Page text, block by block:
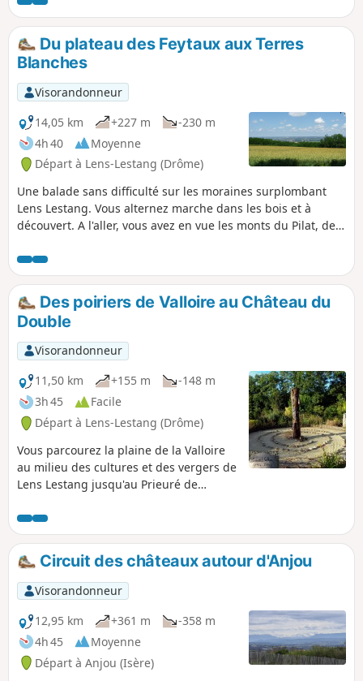
Sanne, à éviter en période de crue.
Du plateau des Feytaux aux Terres
Blanches
Visorandonneur
14,05 km
+227 m
-230 m
4h 40
Moyenne
Départ à Lens-Lestang (Drôme)
Une balade sans difficulté sur les moraines surplombant
Lens Lestang. Vous alternez marche dans les bois et à
découvert. A l'aller, vous avez en vue les monts du Pilat, de
retournant, vous pouvez admirer les sommets du Vercors,
des Alpes, de la Chartreuse, le Mont Blanc (si le temps le
permet...)Des poiriers de Valloire au Château du
Double
Visorandonneur
11,50 km
+155 m
-148 m
3h 45
Facile
Départ à Lens-Lestang (Drôme)
Vous parcourez la plaine de la Valloire
au milieu des cultures et des vergers de
Lens Lestang jusqu'au Prieuré de
vous informent sur les mûriers et les
poiriers. Ensuite vous montez jusqu'à la
Madone de Moras pour revenir par un
chemin bien protégé du soleil, le long
de la moraine. Au passage vous pouvez
admirer le Château du Double.
Circuit des châteaux autour d'Anjou
Visorandonneur
12,95 km
+361 m
-358 m
4h 45
Moyenne
Départ à Anjou (Isère)